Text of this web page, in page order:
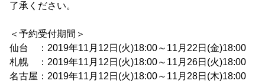
了承ください。
＜予約受付期間＞
仙台 ：2019年11月12日(火)18:00～11月22日(金)18:00
札幌 ：2019年11月12日(火)18:00～11月26日(火)18:00
名古屋：2019年11月12日(火)18:00～11月28日(木)18:00